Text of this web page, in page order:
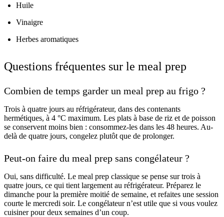
Huile
Vinaigre
Herbes aromatiques
Questions fréquentes sur le meal prep
Combien de temps garder un meal prep au frigo ?
Trois à quatre jours au réfrigérateur, dans des contenants
hermétiques, à 4 °C maximum. Les plats à base de riz et de poisson
se conservent moins bien : consommez-les dans les 48 heures. Au-
delà de quatre jours, congelez plutôt que de prolonger.
Peut-on faire du meal prep sans congélateur ?
Oui, sans difficulté. Le meal prep classique se pense sur trois à
quatre jours, ce qui tient largement au réfrigérateur. Préparez le
dimanche pour la première moitié de semaine, et refaites une session
courte le mercredi soir. Le congélateur n’est utile que si vous voulez
cuisiner pour deux semaines d’un coup.